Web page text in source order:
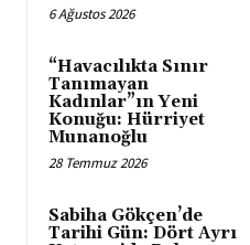
6 Ağustos 2026
“Havacılıkta Sınır
Tanımayan
Kadınlar”ın Yeni
Konuğu: Hürriyet
Munanoğlu
28 Temmuz 2026
Sabiha Gökçen’de
Tarihi Gün: Dört Ayrı